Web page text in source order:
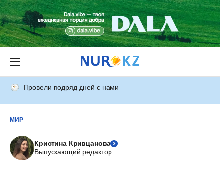
Провели подряд дней с нами
МИР
Кристина Кривцанова
Выпускающий редактор